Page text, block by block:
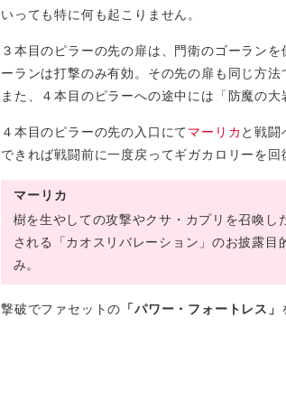
いっても特に何も起こりません。
３本目のピラーの先の扉は、門衛のゴーラン
ーランは打撃のみ有効。その先の扉も同じ方
また、４本目のピラーへの途中には「防魔の
４本目のピラーの先の入口にてマーリカ と戦闘
できれば戦闘前に一度戻ってギガカロリーを回
マーリカ
樹を生やしての攻撃やクサ・カプリを召喚し
される「カオスリバレーション」のお披露目
み。
撃破でファセットの 「パワー・フォートレス」